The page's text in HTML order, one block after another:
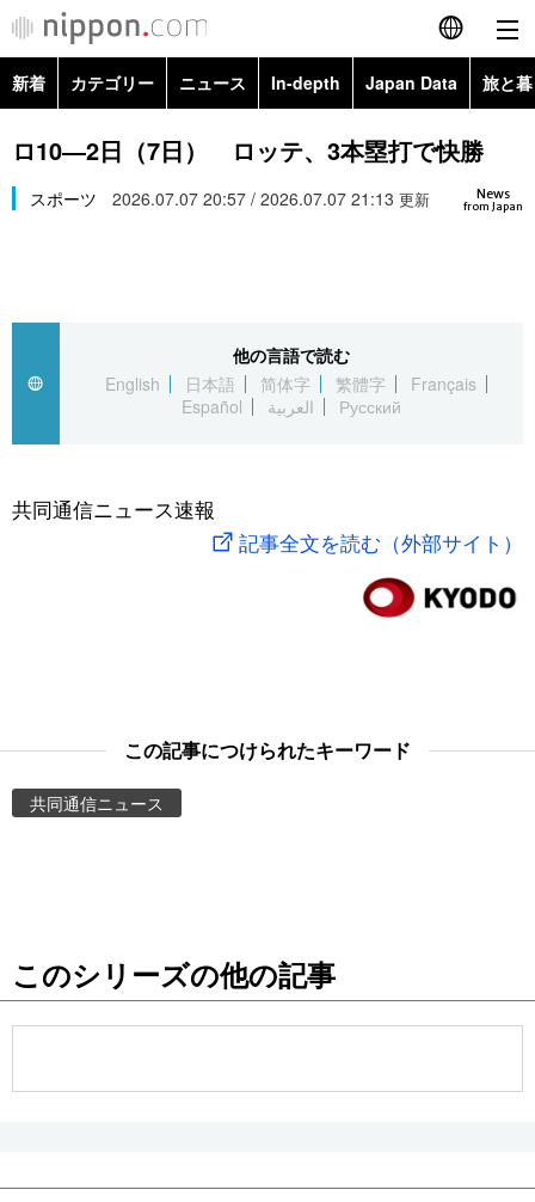
English
简体字
繁體字
العربية
社会
旅と暮らし
東京
新着 カテゴリー ニュース In-depth Japan Data 旅と
政治・外交
経済・ビジネス
社会
文化
科学・技術
暮らし
Topics
Images
お知らせ
ロ10―2日（7日） ロッテ、3本塁打で快勝
News
from Japan
スポーツ 2026.07.07 20:57 / 2026.07.07 21:13 更新
他の言語で読む
English
日本語 简体字 繁體字
Français
Español
العربية Русский
共同通信ニュース速報
記事全文を読む（外部サイト）
この記事につけられたキーワード
共同通信ニュース
このシリーズの他の記事